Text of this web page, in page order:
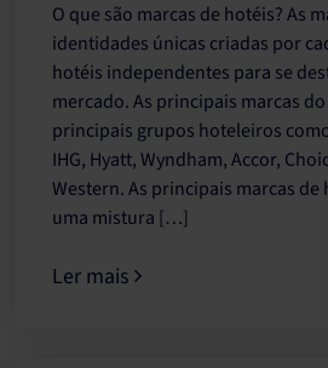
O que são marcas de hotéis? As
identidades únicas criadas por
hotéis independentes para se
mercado. As principais marcas
principais grupos hoteleiros
IHG, Hyatt, Wyndham, Accor,
Western. As principais marcas
uma mistura […]
Ler mais